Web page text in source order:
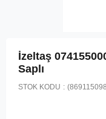
İzeltaş
Saplı
STOK KODU